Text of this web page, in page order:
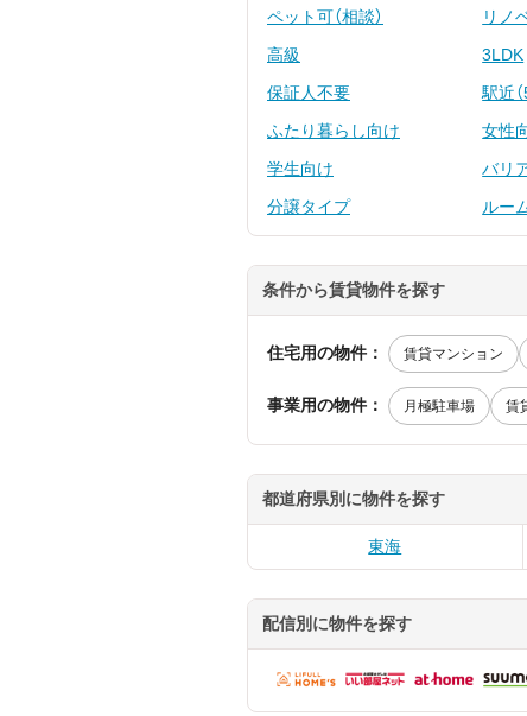
ペット可（相談） リノ
高級
3LDK
保証人不要
駅近
ふたり暮らし向け
女性
学生向け
バリ
分譲タイプ
ルー
条件から賃貸物件を探す
住宅用の物件： 賃貸マンション
事業用の物件： 月極駐車場 賃
都道府県別に物件を探す
東海
配信別に物件を探す